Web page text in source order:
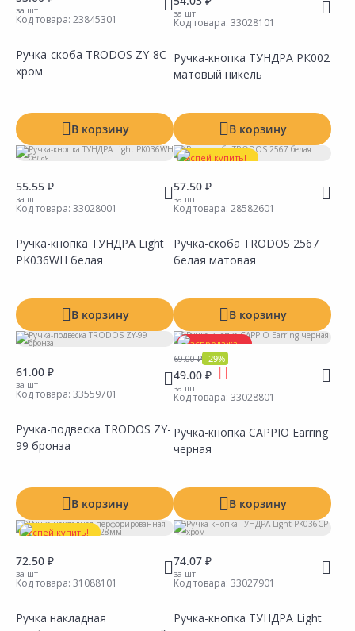
за шт
Код товара: 23845301
Ручка-скоба TRODOS ZY-8С
хром
В корзину
за шт
Код товара: 33028101
Ручка-кнопка ТУНДРА РК002
матовый никель
В корзину
55.55 ₽
за шт
Код товара: 33028001
Ручка-кнопка ТУНДРА Light
PK036WH белая
В корзину
Успей купить!
57.50 ₽
за шт
Код товара: 28582601
Ручка-скоба TRODOS 2567
белая матовая
В корзину
61.00 ₽
за шт
Код товара: 33559701
Ручка-подвеска TRODOS ZY-
99 бронза
В корзину
Распродажа!
69.00 ₽ -29%
49.00 ₽
за шт
Код товара: 33028801
Ручка-кнопка CAPPIO Earring
черная
В корзину
Успей купить!
72.50 ₽
за шт
Код товара: 31088101
Ручка накладная
74.07 ₽
за шт
Код товара: 33027901
Ручка-кнопка ТУНДРА Light